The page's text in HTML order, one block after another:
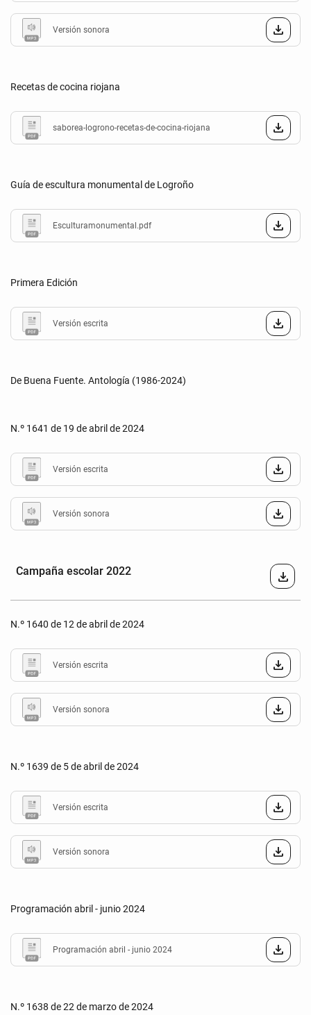
Versión sonora
Recetas de cocina riojana
saborea-logrono-recetas-de-cocina-riojana
Guía de escultura monumental de Logroño
Esculturamonumental.pdf
Primera Edición
Versión escrita
De Buena Fuente. Antología (1986-2024)
N.º 1641 de 19 de abril de 2024
Versión escrita
Versión sonora
Campaña escolar 2022 download
N.º 1640 de 12 de abril de 2024
Versión escrita
Versión sonora
N.º 1639 de 5 de abril de 2024
Versión escrita
Versión sonora
Programación abril - junio 2024
Programación abril - junio 2024
N.º 1638 de 22 de marzo de 2024